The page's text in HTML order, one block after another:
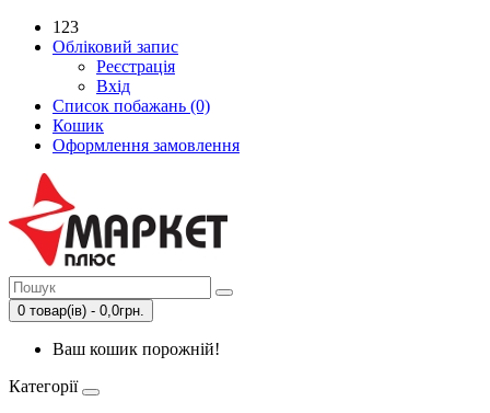
123
Обліковий запис
Реєстрація
Вхід
Список побажань (0)
Кошик
Оформлення замовлення
0 товар(ів) - 0,0грн.
Ваш кошик порожній!
Категорії